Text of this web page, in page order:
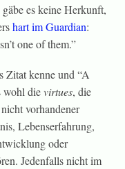
es keine Herkunft,
hart im Guardian:
one of them.”
Zitat kenne und “A
wohl dievirtues, die
vorhandener
Lebenserfahrung,
oder
Jedenfalls nicht im